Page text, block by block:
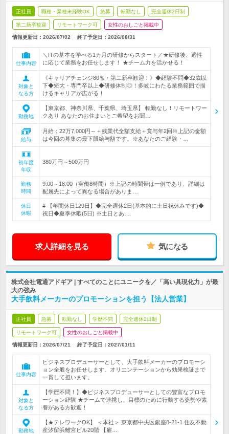
正社員 職種・業種未経験OK 急募 転勤なし 完全週休2日制
第二新卒歓迎 リモートワーク可 女性のおしごと掲載中
情報更新日：2026/07/02 終了予定日： 2026/08/31
仕事内容
＼ITの基本を学べる1カ月の研修からスタート／★研修後、適性
に応じて業務をお任せします！ ★チーム力を活かせる！
対象と
なる方
《キャリアチェンジ80％・第二新卒歓迎！》◆経験不問◆32歳以
下◆短大・専門卒以上◆研修体制◎！多岐にわたる業務範囲で描
けるキャリアが広がる！
勤務地
【東京都、神奈川県、千葉県、埼玉県】 転勤なし！リモートワー
クあり あなたのお住まいとご希望をお聞…
給与
月給：22万7,000円～＋残業代全額支給＋賞与年2回※上記の金額
は今回の募集の最下限給与額です。※あなたのご経験・…
初年度
年収
380万円～500万円
勤務
時間
9:00～18:00（実働8時間）※上記の時間帯は一例であり、詳細は
配属先によって異なる場合がありま…
休日
休暇
# 【年間休日129日】◆完全週休2日(基本的に土日祝休みです)◆
祝日◆夏季休暇(5日) ※土日とあ…
求人詳細を見る 気になる
株式会社電通アドギア | すべてのことにユニークを／「高い具現化力」が最
大の強み
大手飲料メーカーのプロモーションを担う【法人営業】
正社員 急募 転勤なし 学歴不問 完全週休2日制
リモートワーク可 女性のおしごと掲載中
情報更新日：2026/07/21 終了予定日： 2027/01/11
仕事内容
ビジネスプロデューサーとして、大手飲料メーカーのプロモーシ
ョン全般をお任せします。オリエンテーションから効果検証まで
一貫して担います。
対象と
なる方
【学歴不問！】◆ビジネスプロデューサーとしての豊富なプロモ
ーション経験 ★チームで連携し、目標のために行動する姿勢や素
養がある方歓迎！
勤務地
【★テレワークOK】 ＜本社＞ 東京都中央区銀座8-21-1 住友不動
産汐留浜離宮ビル20階 【雇…